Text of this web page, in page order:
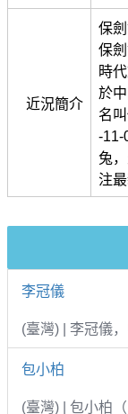
近況簡介
保
保
時
於
名
-11-
兔
注
李冠儀
(臺灣) | 李冠儀
包小柏
(臺灣) | 包小柏